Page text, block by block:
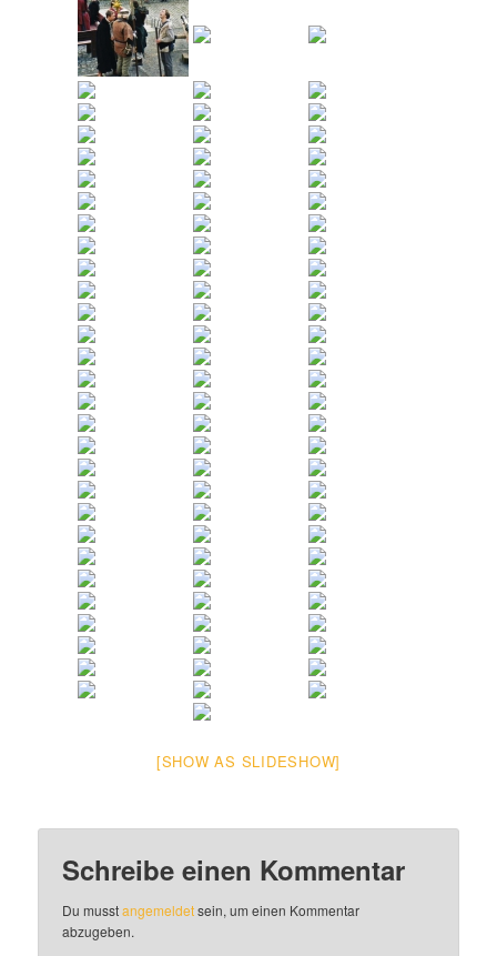
[SHOW AS SLIDESHOW]
Schreibe einen Kommentar
Du musstangemeldetsein, um einen Kommentar
abzugeben.